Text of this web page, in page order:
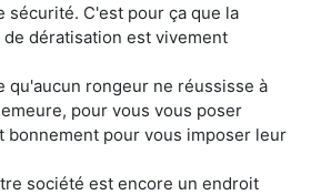
sécurité. C'est pour ça que la
dératisation est vivement
qu'aucun rongeur ne réussisse à
pour vous vous poser
bonnement pour vous imposer leur
société est encore un endroit